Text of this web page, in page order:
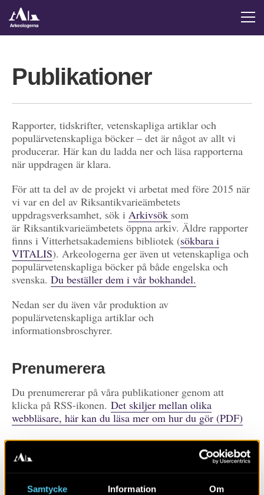
Samtycke Information Om
Publikationer
Rapporter, tidskrifter, vetenskapliga artiklar och
populärvetenskapliga böcker – det är något av allt vi
producerar. Här kan du ladda ner och läsa rapporterna
när uppdragen är klara.
För att ta del av de projekt vi arbetat med före 2015 när
vi var en del av Riksantikvarieämbetets
uppdragsverksamhet, sök i Arkivsök som
är Riksantikvarieämbetets öppna arkiv. Äldre rapporter
finns i Vitterhetsakademiens bibliotek (sökbara i
VITALIS). Arkeologerna ger även ut vetenskapliga och
populärvetenskapliga böcker på både engelska och
svenska. Du beställer dem i vår bokhandel.
Nedan ser du även vår produktion av
populärvetenskapliga artiklar och
informationsbroschyrer.
Prenumerera
Du prenumererar på våra publikationer genom att
klicka på RSS-ikonen. Det skiljer mellan olika
webbläsare, här kan du läsa mer om hur du gör (PDF)